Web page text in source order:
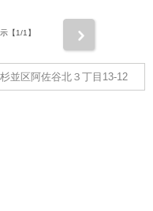
【1/1】
並区阿佐谷北３丁目13-12